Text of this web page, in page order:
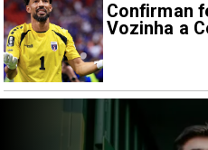
Confirman
Vozinha a